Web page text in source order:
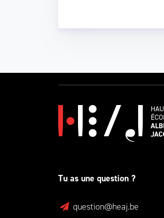
Tu as une question ?
question@heaj.be